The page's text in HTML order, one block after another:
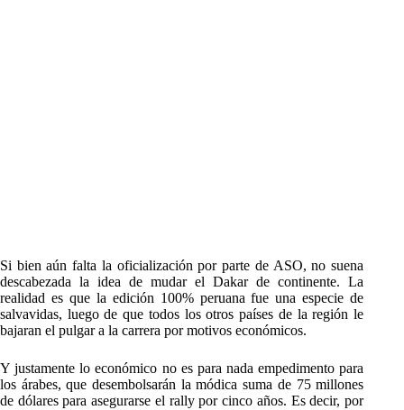
Si bien aún falta la oficialización por parte de ASO, no suena
descabezada la idea de mudar el Dakar de continente. La
realidad es que la edición 100% peruana fue una especie de
salvavidas, luego de que todos los otros países de la región le
bajaran el pulgar a la carrera por motivos económicos.
Y justamente lo económico no es para nada empedimento para
los árabes, que desembolsarán la módica suma de 75 millones
de dólares para asegurarse el rally por cinco años. Es decir, por